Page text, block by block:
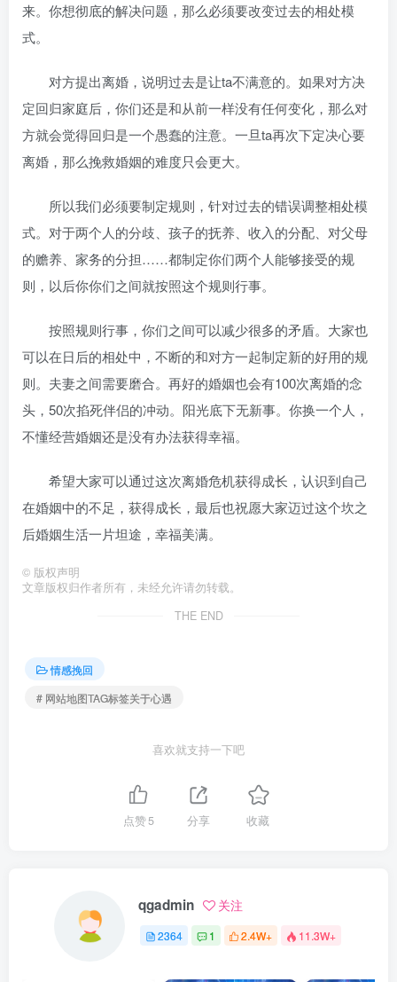
来。你想彻底的解决问题，那么必须要改变过去的相处模
式。
对方提出离婚，说明过去是让ta不满意的。如果对方决
定回归家庭后，你们还是和从前一样没有任何变化，那么对
方就会觉得回归是一个愚蠢的注意。一旦ta再次下定决心要
离婚，那么挽救婚姻的难度只会更大。
所以我们必须要制定规则，针对过去的错误调整相处模
式。对于两个人的分歧、孩子的抚养、收入的分配、对父母
的赡养、家务的分担……都制定你们两个人能够接受的规
则，以后你你们之间就按照这个规则行事。
按照规则行事，你们之间可以减少很多的矛盾。大家也
可以在日后的相处中，不断的和对方一起制定新的好用的规
则。夫妻之间需要磨合。再好的婚姻也会有100次离婚的念
头，50次掐死伴侣的冲动。阳光底下无新事。你换一个人，
不懂经营婚姻还是没有办法获得幸福。
希望大家可以通过这次离婚危机获得成长，认识到自己
在婚姻中的不足，获得成长，最后也祝愿大家迈过这个坎之
后婚姻生活一片坦途，幸福美满。
© 版权声明
文章版权归作者所有，未经允许请勿转载。
THE END
情感挽回
# 网站地图TAG标签关于心遇
喜欢就支持一下吧
点赞5 分享 收藏
qgadmin 关注
2364 1 2.4W+ 11.3W+